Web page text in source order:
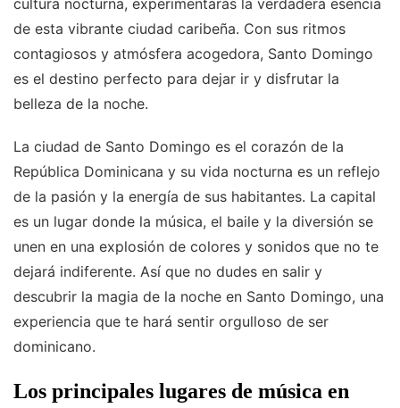
cultura nocturna, experimentarás la verdadera esencia
de esta vibrante ciudad caribeña. Con sus ritmos
contagiosos y atmósfera acogedora, Santo Domingo
es el destino perfecto para dejar ir y disfrutar la
belleza de la noche.
La ciudad de Santo Domingo es el corazón de la
República Dominicana y su vida nocturna es un reflejo
de la pasión y la energía de sus habitantes. La capital
es un lugar donde la música, el baile y la diversión se
unen en una explosión de colores y sonidos que no te
dejará indiferente. Así que no dudes en salir y
descubrir la magia de la noche en Santo Domingo, una
experiencia que te hará sentir orgulloso de ser
dominicano.
Los principales lugares de música en